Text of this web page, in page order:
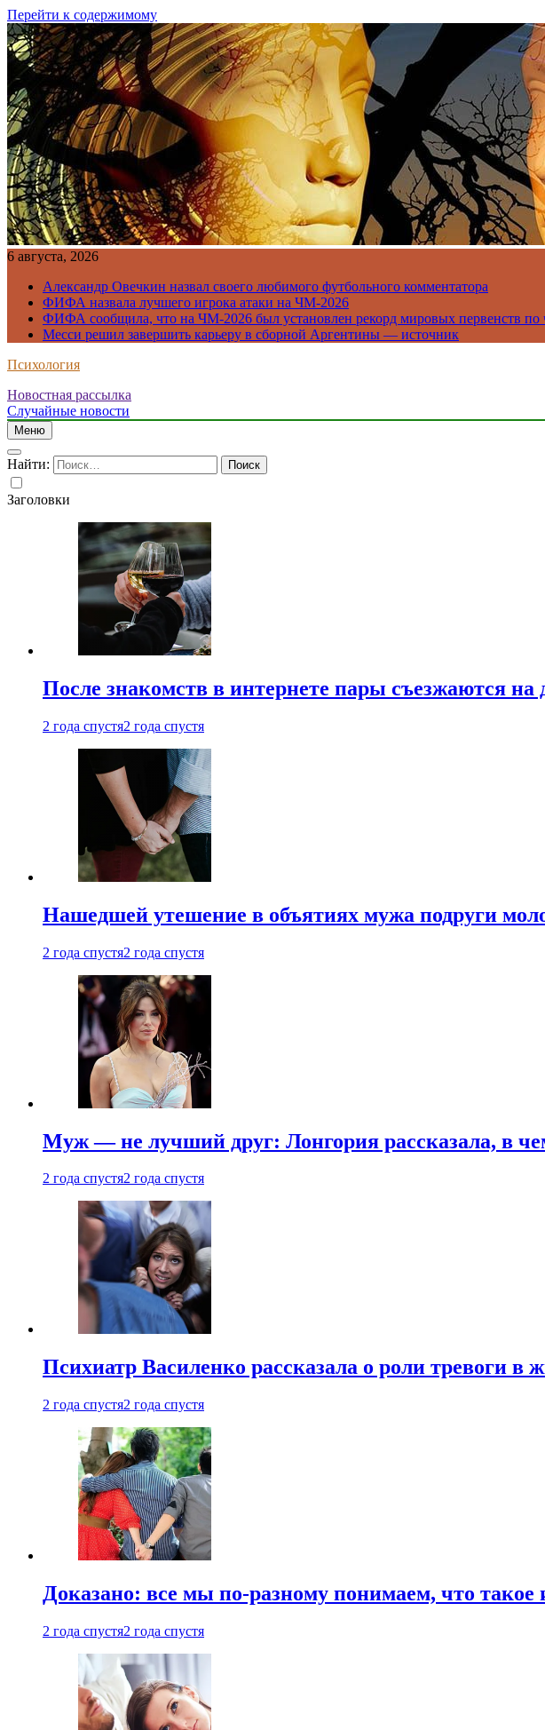
Перейти к содержимому
6 августа, 2026
Александр Овечкин назвал своего любимого футбольного комментатора
ФИФА назвала лучшего игрока атаки на ЧМ-2026
ФИФА сообщила, что на ЧМ-2026 был установлен рекорд мировых первенств по
Месси решил завершить карьеру в сборной Аргентины — источник
Психология
Новостная рассылка
Случайные новости
Меню
Найти:
Заголовки
После знакомств в интернете пары съезжаются на
2 года спустя2 года спустя
Нашедшей утешение в объятиях мужа подруги
2 года спустя2 года спустя
Муж — не лучший друг: Лонгория рассказала, в
2 года спустя2 года спустя
Психиатр Василенко рассказала о роли тревоги в
2 года спустя2 года спустя
Доказано: все мы по-разному понимаем, что такое
2 года спустя2 года спустя